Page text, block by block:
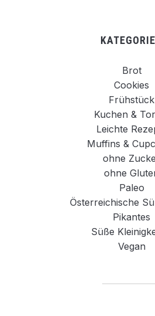
Brot
Cookies
Frühstück
Kuchen &
Leichte
Muffins &
ohne
ohne
Paleo
Österreichische
Pikantes
Süße
Vegan